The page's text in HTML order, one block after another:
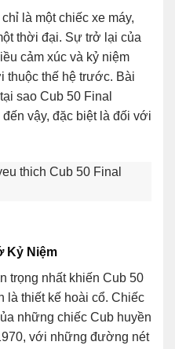
là một chiếc xe máy,
thời đại. Sự trở lại của
cảm xúc và kỷ niệm
thuộc thế hệ trước. Bài
sao Cub 50 Final
vậy, đặc biệt là đối với
Kỷ Niệm
trọng nhất khiến Cub 50
là thiết kế hoài cổ. Chiếc
những chiếc Cub huyền
với những đường nét